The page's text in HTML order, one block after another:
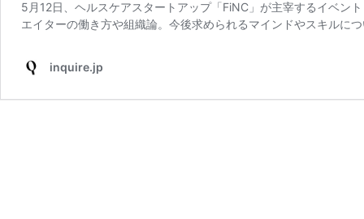
5月12日、ヘルスケアスタートアップ「FiNC」が主宰するイベン
エイターの働き方や組織論。今後求められるマインドやスキルに
inquire.jp